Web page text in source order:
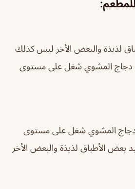
للمطعم:
لذيذة والبعض الأخر ليس كذلك
دجاج المشوي شغل على مستوى
دجاج المشوي شغل على مستوى
بعض الأطباق لذيذة والبعض الأخر